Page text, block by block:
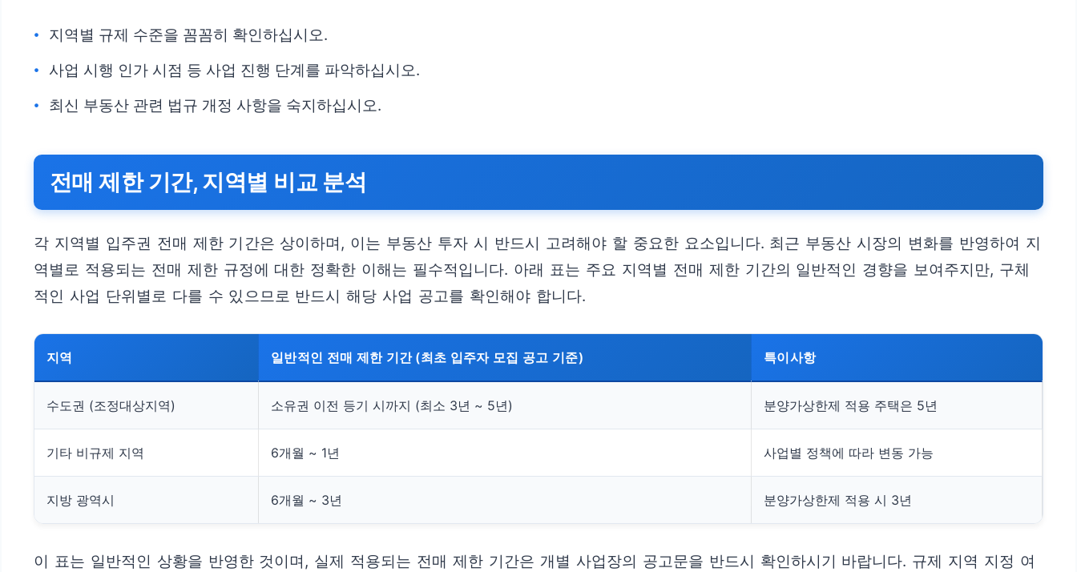
지역별 규제 수준을 꼼꼼히 확인하십시오.
사업 시행 인가 시점 등 사업 진행 단계를 파악하십시오.
최신 부동산 관련 법규 개정 사항을 숙지하십시오.
전매 제한 기간, 지역별 비교 분석
각 지역별 입주권 전매 제한 기간은 상이하며, 이는 부동산 투자 시 반드시 고려해야 할 중요한 요소입니다. 최근 부동산 시장의 변화를 반영하여 지
역별로 적용되는 전매 제한 규정에 대한 정확한 이해는 필수적입니다. 아래 표는 주요 지역별 전매 제한 기간의 일반적인 경향을 보여주지만, 구체
적인 사업 단위별로 다를 수 있으므로 반드시 해당 사업 공고를 확인해야 합니다.
지역 일반적인 전매 제한 기간 (최초 입주자 모집 공고 기준) 특이사항
수도권 (조정대상지역) 소유권 이전 등기 시까지 (최소 3년 ~ 5년) 분양가상한제 적용 주택은 5년
기타 비규제 지역 6개월 ~ 1년 사업별 정책에 따라 변동 가능
지방 광역시 6개월 ~ 3년 분양가상한제 적용 시 3년
이 표는 일반적인 상황을 반영한 것이며, 실제 적용되는 전매 제한 기간은 개별 사업장의 공고문을 반드시 확인하시기 바랍니다. 규제 지역 지정 여